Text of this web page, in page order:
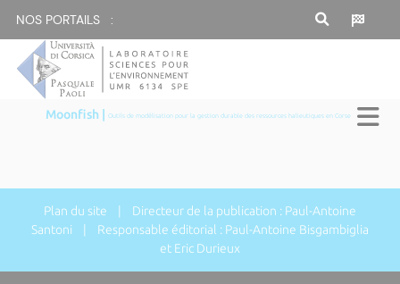
NOS PORTAILS :
Moonfish |Outils de modélisation pour la gestion durable des ressources halieutiques en Corse
Plan du site | Directeur de la publication : Paul-Antoine
Santoni | Responsable éditorial : Paul-Antoine Bisgambiglia
et Eric Durieux